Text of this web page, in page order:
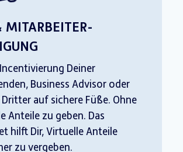
MITARBEITER-
Deiner
Business Advisor oder
auf sichere Füße. Ohne
Anteile zu geben. Das
hilft Dir, Virtuelle Anteile
zu vergeben.